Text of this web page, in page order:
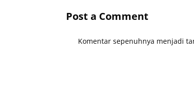
Post a Comment
Komentar sepenuhnya menjadi